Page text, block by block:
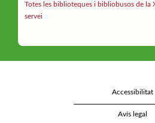
Totes les biblioteques i bibliobusos de la
servei
Accessibilitat
Avís legal